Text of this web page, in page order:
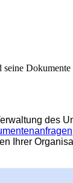
des
Ihrer